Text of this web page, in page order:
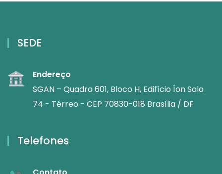
SEDE
Endereço
SGAN – Quadra 601, Bloco H, Edifício Íon Sala
74 - Térreo - CEP 70830-018 Brasília / DF
Telefones